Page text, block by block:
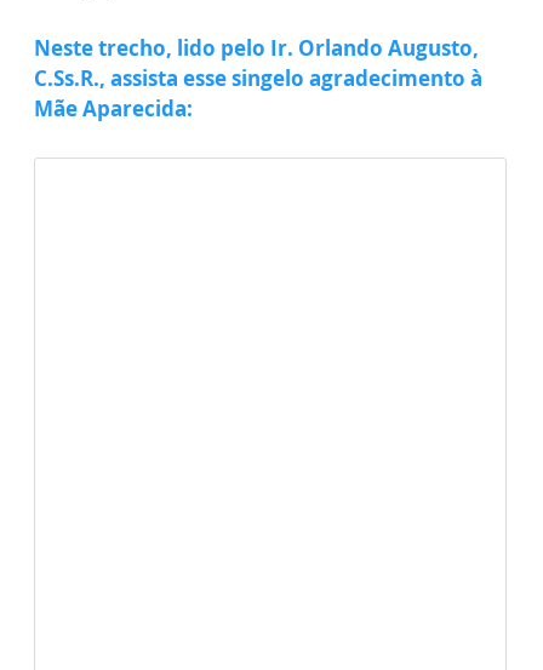
Neste trecho, lido pelo Ir. Orlando Augusto,
C.Ss.R., assista esse singelo agradecimento à
Mãe Aparecida: